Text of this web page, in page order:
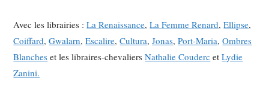
Avec les librairies :La Renaissance,La Femme Renard,Ellipse,
Coiffard,Gwalarn,Escalire,Cultura,Jonas,Port-Maria,Ombres
Blanches et les libraires-chevaliersNathalie Couderc etLydie
Zanini.